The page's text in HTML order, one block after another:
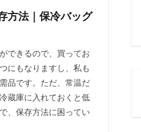
方法｜保冷バッグ
できるので、買ってお
にもなりますし、私も
品です。ただ、常温だ
蔵庫に入れておくと低
、保存方法に困ってい